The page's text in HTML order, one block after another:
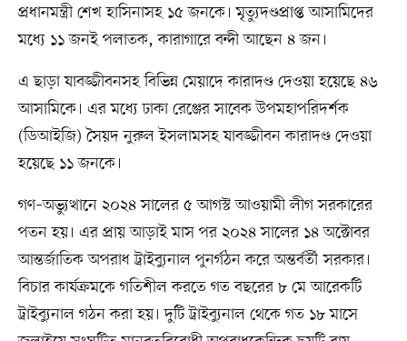
প্রধানমন্ত্রী শেখ হাসিনাসহ ১৫ জনকে। মৃত্যুদণ্ডপ্রাপ্ত আসামিদের
মধ্যে ১১ জনই পলাতক, কারাগারে বন্দী আছেন ৪ জন।
এ ছাড়া যাবজ্জীবনসহ বিভিন্ন মেয়াদে কারাদণ্ড দেওয়া হয়েছে ৪৬
আসামিকে। এর মধ্যে ঢাকা রেঞ্জের সাবেক উপমহাপরিদর্শক
(ডিআইজি) সৈয়দ নুরুল ইসলামসহ যাবজ্জীবন কারাদণ্ড দেওয়া
হয়েছে ১১ জনকে।
গণ–অভ্যুত্থানে ২০২৪ সালের ৫ আগস্ট আওয়ামী লীগ সরকারের
পতন হয়। এর প্রায় আড়াই মাস পর ২০২৪ সালের ১৪ অক্টোবর
আন্তর্জাতিক অপরাধ ট্রাইব্যুনাল পুনর্গঠন করে অন্তর্বর্তী সরকার।
বিচার কার্যক্রমকে গতিশীল করতে গত বছরের ৮ মে আরেকটি
ট্রাইব্যুনাল গঠন করা হয়। দুটি ট্রাইব্যুনাল থেকে গত ১৮ মাসে